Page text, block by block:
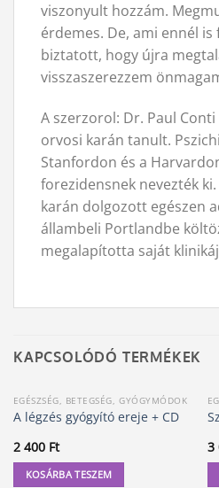
viszonyult hozzám.
érdemes. De, ami ennél
biztatott, hogy újra
visszaszerezzem
A szerzorol: Dr. Paul
orvosi karán tanult.
Stanfordon és a
forezidensnek nevezték
karán dolgozott egészen
állambeli Portlandbe
megalapította saját
KAPCSOLÓDÓ TERMÉKEK
EGÉSZSÉG, BETEGSÉG, GYÓGYMÓDOK
A légzés gyógyító ereje + CD
2 400 Ft
KOSÁRBA TESZEM
3